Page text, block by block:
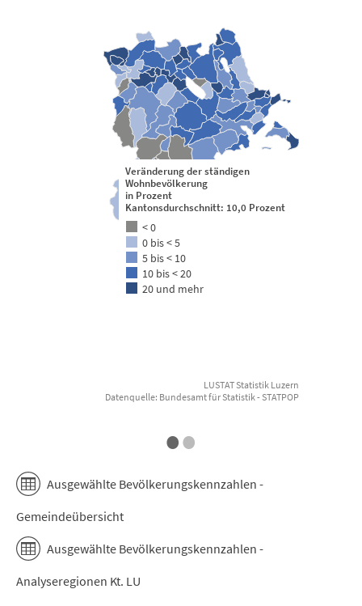
< 0
0 bis < 5
5 bis < 10
10 bis < 20
20 und mehr
Veränderung der ständigen
Wohnbevölkerung
in Prozent
Kantonsdurchschnitt: 10,0 Prozent
LUSTAT Statistik Luzern
Datenquelle: Bundesamt für Statistik - STATPOP
••
Ausgewählte Bevölkerungskennzahlen -
Gemeindeübersicht
Ausgewählte Bevölkerungskennzahlen -
Analyseregionen Kt. LU